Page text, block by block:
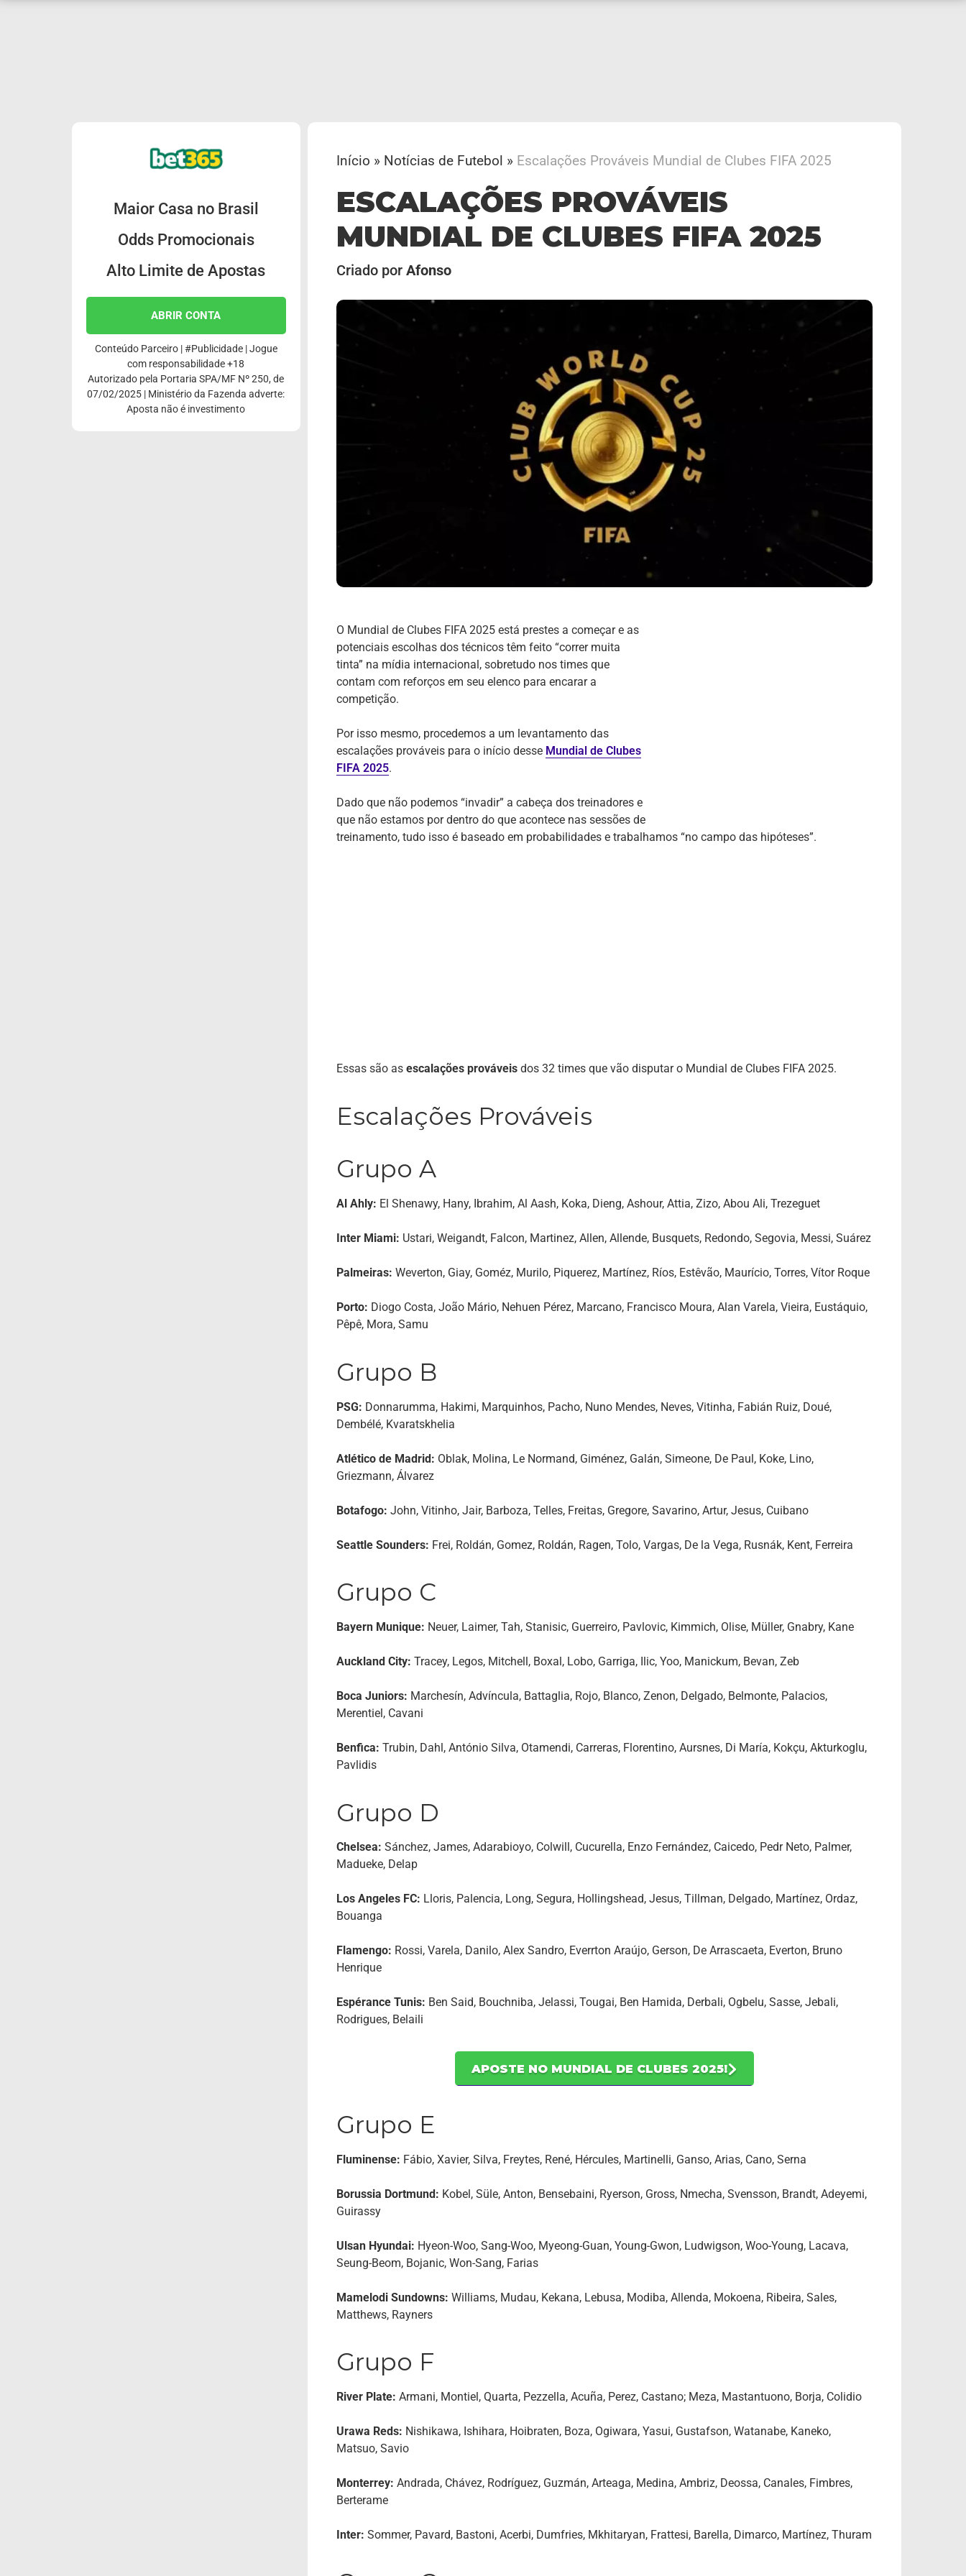
Maior Casa no Brasil
Odds Promocionais
Alto Limite de Apostas
ABRIR CONTA
Conteúdo Parceiro | #Publicidade | Jogue
com responsabilidade +18
Autorizado pela Portaria SPA/MF Nº 250, de
07/02/2025 | Ministério da Fazenda adverte:
Aposta não é investimento
Início » Notícias de Futebol » Escalações Prováveis Mundial de Clubes FIFA 2025
ESCALAÇÕES PROVÁVEIS
MUNDIAL DE CLUBES FIFA 2025
Criado por Afonso
O Mundial de Clubes FIFA 2025 está prestes a começar e as
potenciais escolhas dos técnicos têm feito “correr muita
tinta” na mídia internacional, sobretudo nos times que
contam com reforços em seu elenco para encarar a
competição.
Por isso mesmo, procedemos a um levantamento das
escalações prováveis para o início desse Mundial de Clubes
FIFA 2025.
Dado que não podemos “invadir” a cabeça dos treinadores e
que não estamos por dentro do que acontece nas sessões de
treinamento, tudo isso é baseado em probabilidades e trabalhamos “no campo das hipóteses”.
Essas são as escalações prováveisdos 32 times que vão disputar o Mundial de Clubes FIFA 2025.
Escalações Prováveis
Grupo A
Al Ahly: El Shenawy, Hany, Ibrahim, Al Aash, Koka, Dieng, Ashour, Attia, Zizo, Abou Ali, Trezeguet
Inter Miami: Ustari, Weigandt, Falcon, Martinez, Allen, Allende, Busquets, Redondo, Segovia, Messi, Suárez
Palmeiras: Weverton, Giay, Goméz, Murilo, Piquerez, Martínez, Ríos, Estêvão, Maurício, Torres, Vítor Roque
Porto: Diogo Costa, João Mário, Nehuen Pérez, Marcano, Francisco Moura, Alan Varela, Vieira, Eustáquio,
Pêpê, Mora, Samu
Grupo B
PSG: Donnarumma, Hakimi, Marquinhos, Pacho, Nuno Mendes, Neves, Vitinha, Fabián Ruiz, Doué,
Dembélé, Kvaratskhelia
Atlético de Madrid: Oblak, Molina, Le Normand, Giménez, Galán, Simeone, De Paul, Koke, Lino,
Griezmann, Álvarez
Botafogo: John, Vitinho, Jair, Barboza, Telles, Freitas, Gregore, Savarino, Artur, Jesus, Cuibano
Seattle Sounders: Frei, Roldán, Gomez, Roldán, Ragen, Tolo, Vargas, De la Vega, Rusnák, Kent, Ferreira
Grupo C
Bayern Munique: Neuer, Laimer, Tah, Stanisic, Guerreiro, Pavlovic, Kimmich, Olise, Müller, Gnabry, Kane
Auckland City: Tracey, Legos, Mitchell, Boxal, Lobo, Garriga, Ilic, Yoo, Manickum, Bevan, Zeb
Boca Juniors: Marchesín, Advíncula, Battaglia, Rojo, Blanco, Zenon, Delgado, Belmonte, Palacios,
Merentiel, Cavani
Benfica: Trubin, Dahl, António Silva, Otamendi, Carreras, Florentino, Aursnes, Di María, Kokçu, Akturkoglu,
Pavlidis
Grupo D
Chelsea: Sánchez, James, Adarabioyo, Colwill, Cucurella, Enzo Fernández, Caicedo, Pedr Neto, Palmer,
Madueke, Delap
Los Angeles FC: Lloris, Palencia, Long, Segura, Hollingshead, Jesus, Tillman, Delgado, Martínez, Ordaz,
Bouanga
Flamengo: Rossi, Varela, Danilo, Alex Sandro, Everrton Araújo, Gerson, De Arrascaeta, Everton, Bruno
Henrique
Espérance Tunis: Ben Said, Bouchniba, Jelassi, Tougai, Ben Hamida, Derbali, Ogbelu, Sasse, Jebali,
Rodrigues, Belaili
APOSTE NO MUNDIAL DE CLUBES 2025!
Grupo E
Fluminense: Fábio, Xavier, Silva, Freytes, René, Hércules, Martinelli, Ganso, Arias, Cano, Serna
Borussia Dortmund: Kobel, Süle, Anton, Bensebaini, Ryerson, Gross, Nmecha, Svensson, Brandt, Adeyemi,
Guirassy
Ulsan Hyundai: Hyeon-Woo, Sang-Woo, Myeong-Guan, Young-Gwon, Ludwigson, Woo-Young, Lacava,
Seung-Beom, Bojanic, Won-Sang, Farias
Mamelodi Sundowns: Williams, Mudau, Kekana, Lebusa, Modiba, Allenda, Mokoena, Ribeira, Sales,
Matthews, Rayners
Grupo F
River Plate: Armani, Montiel, Quarta, Pezzella, Acuña, Perez, Castano; Meza, Mastantuono, Borja, Colidio
Urawa Reds: Nishikawa, Ishihara, Hoibraten, Boza, Ogiwara, Yasui, Gustafson, Watanabe, Kaneko,
Matsuo, Savio
Monterrey: Andrada, Chávez, Rodríguez, Guzmán, Arteaga, Medina, Ambriz, Deossa, Canales, Fimbres,
Berterame
Inter: Sommer, Pavard, Bastoni, Acerbi, Dumfries, Mkhitaryan, Frattesi, Barella, Dimarco, Martínez, Thuram